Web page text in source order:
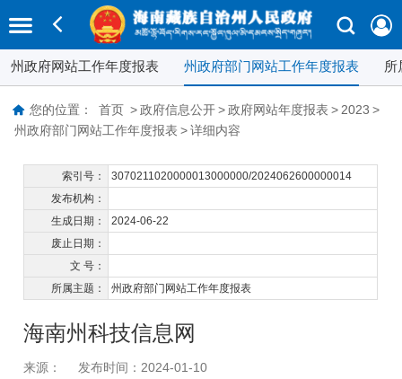
州政府网站工作年度报表 州政府部门网站工作年度报表 所
您的位置： 首页 > 政府信息公开 > 政府网站年度报表 > 2023 >
州政府部门网站工作年度报表 > 详细内容
索引号：
3070211020000013000000/2024062600000014
发布机构：
生成日期：
2024-06-22
废止日期：
文 号：
所属主题：
州政府部门网站工作年度报表
海南州科技信息网
来源：
发布时间：2024-01-10